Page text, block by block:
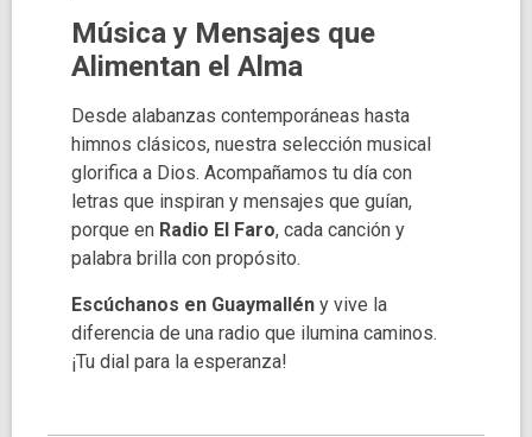
Música y Mensajes que
Alimentan el Alma
Desde alabanzas contemporáneas hasta
himnos clásicos, nuestra selección musical
glorifica a Dios. Acompañamos tu día con
letras que inspiran y mensajes que guían,
porque en Radio El Faro, cada canción y
palabra brilla con propósito.
Escúchanos en Guaymallén y vive la
diferencia de una radio que ilumina caminos.
¡Tu dial para la esperanza!